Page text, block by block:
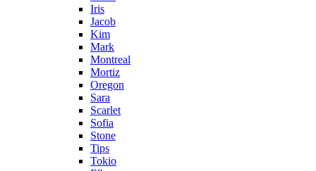
Iris
Jacob
Kim
Mark
Montreal
Mortiz
Oregon
Sara
Scarlet
Sofia
Stone
Tips
Tokio